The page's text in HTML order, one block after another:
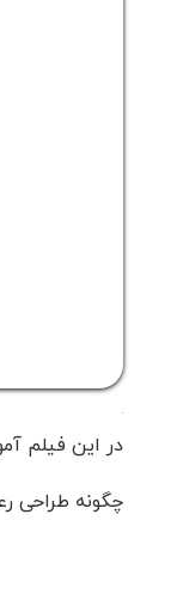
در این فیلم
چگونه طراحی